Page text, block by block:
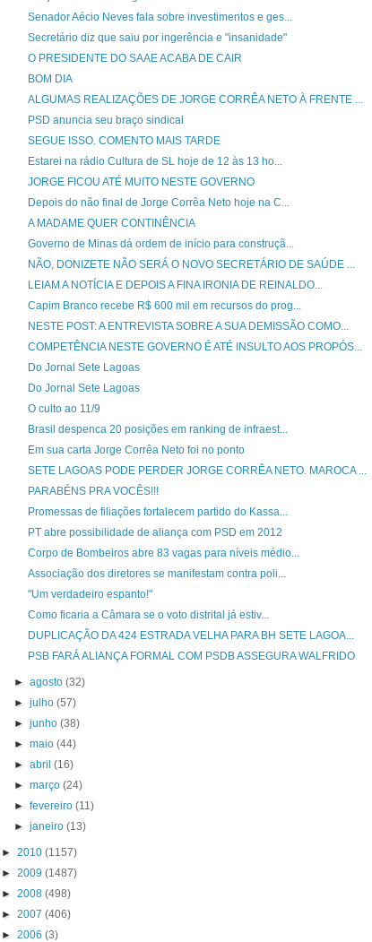
Senador Aécio Neves fala sobre investimentos e ges...
Secretário diz que saiu por ingerência e "insanidade"
O PRESIDENTE DO SAAE ACABA DE CAIR
BOM DIA
ALGUMAS REALIZAÇÕES DE JORGE CORRÊA NETO À FRENTE ...
PSD anuncia seu braço sindical
SEGUE ISSO. COMENTO MAIS TARDE
Estarei na rádio Cultura de SL hoje de 12 às 13 ho...
JORGE FICOU ATÉ MUITO NESTE GOVERNO
Depois do não final de Jorge Corrêa Neto hoje na C...
A MADAME QUER CONTINÊNCIA
Governo de Minas dá ordem de início para construçã...
NÃO, DONIZETE NÃO SERÁ O NOVO SECRETÁRIO DE SAÚDE ...
LEIAM A NOTÍCIA E DEPOIS A FINA IRONIA DE REINALDO...
Capim Branco recebe R$ 600 mil em recursos do prog...
NESTE POST: A ENTREVISTA SOBRE A SUA DEMISSÃO COMO...
COMPETÊNCIA NESTE GOVERNO É ATÉ INSULTO AOS PROPÓS...
Do Jornal Sete Lagoas
Do Jornal Sete Lagoas
O culto ao 11/9
Brasil despenca 20 posições em ranking de infraest...
Em sua carta Jorge Corrêa Neto foi no ponto
SETE LAGOAS PODE PERDER JORGE CORRÊA NETO. MAROCA ...
PARABÉNS PRA VOCÊS!!!
Promessas de filiações fortalecem partido do Kassa...
PT abre possibilidade de aliança com PSD em 2012
Corpo de Bombeiros abre 83 vagas para níveis médio...
Associação dos diretores se manifestam contra poli...
"Um verdadeiro espanto!"
Como ficaria a Câmara se o voto distrital já estiv...
DUPLICAÇÃO DA 424 ESTRADA VELHA PARA BH SETE LAGOA...
PSB FARÁ ALIANÇA FORMAL COM PSDB ASSEGURA WALFRIDO
►agosto(32)
►julho(57)
►junho(38)
►maio(44)
►abril(16)
►março(24)
►fevereiro(11)
►janeiro(13)
► 2010 (1157)
► 2009 (1487)
► 2008 (498)
► 2007 (406)
► 2006 (3)